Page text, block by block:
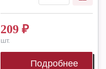
209 ₽
шт.
Подробнее